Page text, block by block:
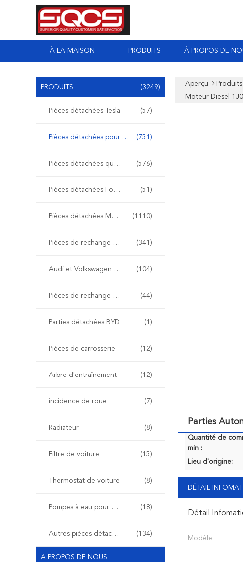
À LA MAISON PRODUITS À PROPOS DE
PRODUITS (3249)
Pièces détachées Tesla (57)
Pièces détachées pour Mercedes Sprinter (751)
Pièces détachées quotidiennes Iveco (576)
Pièces détachées Ford Transit (51)
Pièces détachées Mercedes Benz (1110)
Pièces de rechange de BMW (341)
Audi et Volkswagen pièces détachées (104)
Pièces de rechange de Renault (44)
Parties détachées BYD (1)
Pièces de carrosserie (12)
Arbre d'entraînement (12)
incidence de roue (7)
Radiateur (8)
Filtre de voiture (15)
Thermostat de voiture (8)
Pompes à eau pour voiture (18)
Autres pièces détachées automobiles (134)
A PROPOS DE NOUS
Aperçu Produits
Moteur Diesel
Parties
Quantité de
min :
Lieu d'origine:
DÉTAIL
Détail
Modèle: